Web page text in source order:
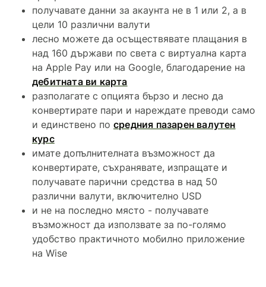
получавате данни за акаунта не в 1 или 2, а в
цели 10 различни валути
лесно можете да осъществявате плащания в
над 160 държави по света с виртуална карта
на Apple Pay или на Google, благодарение на
дебитната ви карта
разполагате с опцията бързо и лесно да
конвертирате пари и нареждате преводи само
и единствено по средния пазарен валутен
курс
имате допълнителната възможност да
конвертирате, съхранявате, изпращате и
получавате парични средства в над 50
различни валути, включително USD
и не на последно място - получавате
възможност да използвате за по-голямо
удобство практичното мобилно приложение
на Wise